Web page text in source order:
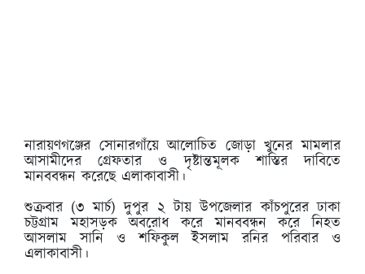
নারায়ণগঞ্জের সোনারগাঁয়ে আলোচিত জোড়া খুনের মামলার
আসামীদের গ্রেফতার ও দৃষ্টান্তমূলক শাস্তির দাবিতে
মানববন্ধন করেছে এলাকাবাসী।
শুক্রবার (৩ মার্চ) দুপুর ২ টায় উপজেলার কাঁচপুরের ঢাকা
চট্টগ্রাম মহাসড়ক অবরোধ করে মানববন্ধন করে নিহত
আসলাম সানি ও শফিকুল ইসলাম রনির পরিবার ও
এলাকাবাসী।